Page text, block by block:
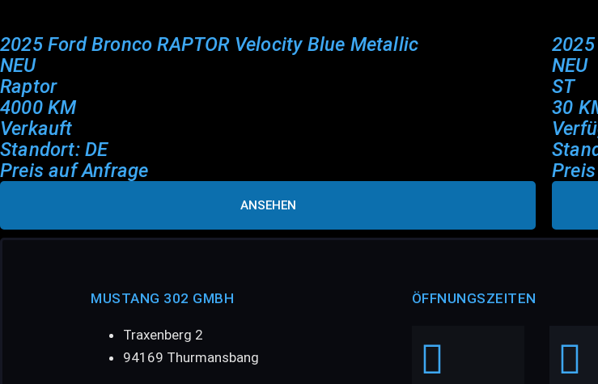
2025 Ford Bronco RAPTOR Velocity Blue Metallic
NEU
Raptor
4000 KM
Verkauft
Standort: DE
Preis auf Anfrage
ANSEHEN
NEU
ST
30
MUSTANG 302 GMBH
Traxenberg 2
94169 Thurmansbang
ÖFFNUNGSZEITEN